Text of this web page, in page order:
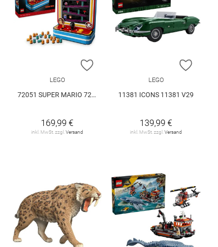
ZUR WUNSCHLISTE HINZUFÜGEN
LEGO
72051 SUPER MARIO 72051 V29
169,99 €
inkl. MwSt. zzgl. Versand
ZUR
LEGO
11381 ICONS 11381 V29
139,99 €
inkl. MwSt. zzgl. Versand